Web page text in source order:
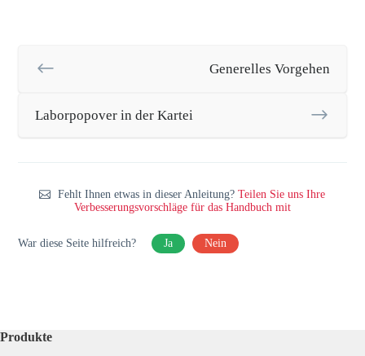
Generelles Vorgehen
Laborpopover in der Kartei
Fehlt Ihnen etwas in dieser Anleitung?Teilen Sie uns Ihre
Verbesserungsvorschläge für das Handbuch mit
War diese Seite hilfreich? Ja Nein
Produkte